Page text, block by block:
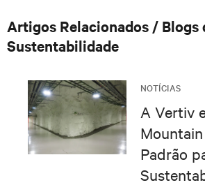
Artigos Relacionados / Blogs
Sustentabilidade
NOTÍCIAS
A Vertiv
Padrão